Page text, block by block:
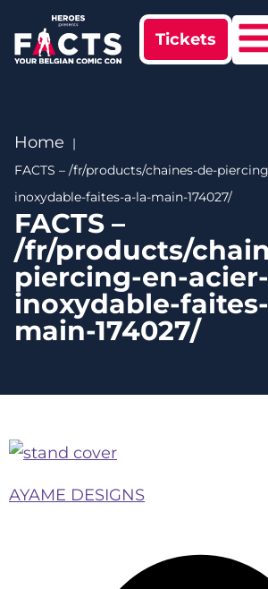
Tickets
Home
FACTS – /fr/products/chaines-de-
inoxydable-faites-a-la-main-174027/
FACTS –
/fr/products/
piercing-en-acier-
inoxydable-
main-174027/
AYAME DESIGNS